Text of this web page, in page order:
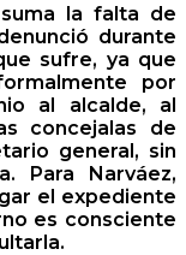
la falta de
durante
sufre, ya que
por
al alcalde, al
concejalas de
general, sin
Para Narváez,
el expediente
es consciente